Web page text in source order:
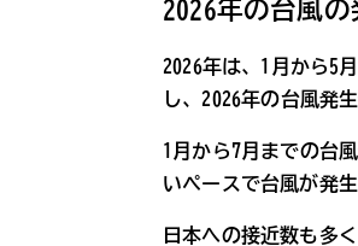
2026年の台風
2026年は、1月から5
し、2026年の台風発
1月から7月までの台
いペースで台風が発生
日本への接近数も多